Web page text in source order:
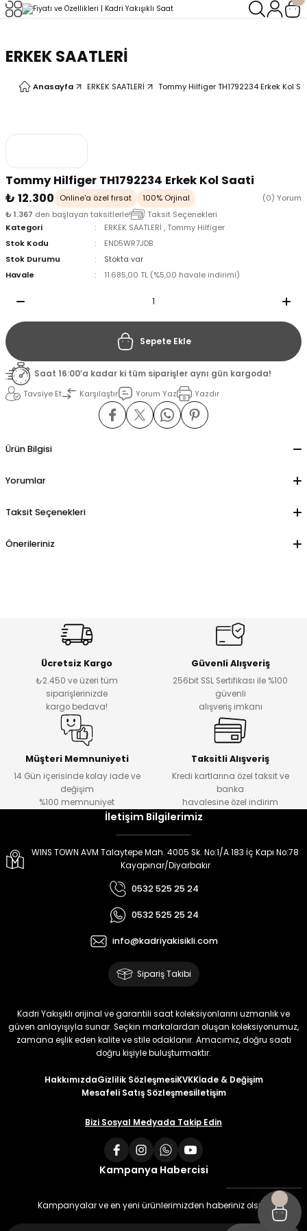
ERKEK SAATLERİ
Anasayfa ERKEK SAATLERİ Tommy Hilfiger TH1792234 Erkek Kol
Tommy Hilfiger TH1792234 Erkek Kol Saati
₺ 12.300
Online'a özel fırsat 100% Orjinal
(0) Yorum
₺ 1.367 den başlayan taksitlerle!
Taksit Seçenekleri
Kategori
ERKEK SAATLERİ ,Tommy Hilfiger
Stok Kodu
END5WR7JDB
Stok Durumu
Stokta var
Havale
11.685,00 TL (%5,00 havale indirimi)
Sepete Ekle
Saat 16:00’a kadar ki tüm siparişler aynı gün kargoda!
Tavsiye Et
Karşılaştır Yorum Yaz Yazdır
Ürün Bilgisi
Yorumlar
Taksit Seçenekleri
Önerileriniz
Ücretsiz Kargo
₺2.450 ve üzeri tüm
siparişlerinizde
kargo bedava!
Güvenli Alışveriş
256bit SSL Sertifikası ile %100
güvenli
alışveriş imkanı
Müşteri Memnuniyeti
14 Gün içerisinde kolay iade ve
değişim
%100 memnuniyet
Taksitli Alışveriş
Kredi kartlarına özel taksit ve
banka
havalesine özel indirim
İletişim Bilgilerimiz
WINS TOWN AVM Talaytepe Mah. 4005 Sk. No:1/A 183 İç Kapı No:78
Kayapınar/Diyarbakır
0532 525 25 24
0532 525 25 24
info@kadriyakisikli.com
Sipariş Takibi
Kadri Yakışıklı orijinal ve garantili saat koleksiyonlarını uzmanlık ve
güven anlayışıyla sunar. Seçkin markalardan oluşan koleksiyonumuz,
zamana eşlik eden kalite ve stile odaklanır. Amacımız, doğru saati
doğru kişiyle buluşturmaktır.
HakkımızdaGizlilik SözleşmesiKVKKİade & Değişim
Mesafeli Satış Sözleşmesiİletişim
Bizi Sosyal Medyada Takip Edin
Kampanya Habercisi
Kampanyalar ve en yeni ürünlerimizden haberiniz olsun
Geri Dön
Geri Dön